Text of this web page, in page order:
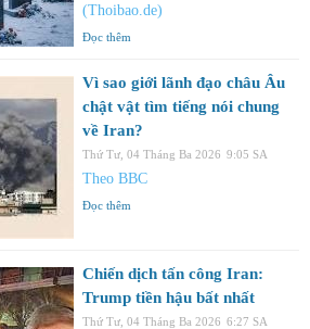
(Thoibao.de)
Đọc thêm
Vì sao giới lãnh đạo châu Âu
chật vật tìm tiếng nói chung
về Iran?
Thứ Tư, 04 Tháng Ba 2026 9:05 SA
Theo BBC
Đọc thêm
Chiến dịch tấn công Iran:
Trump tiền hậu bất nhất
Thứ Tư, 04 Tháng Ba 2026 6:27 SA